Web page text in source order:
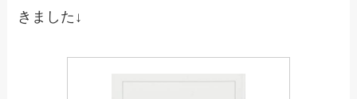
きました↓